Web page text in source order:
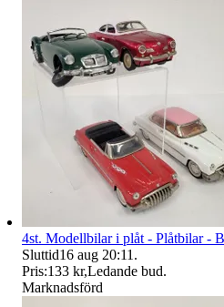
4st. Modellbilar i plåt - Plåtbilar -
Sluttid16 aug 20:11 .
Pris:133 kr,Ledande bud.
Marknadsförd